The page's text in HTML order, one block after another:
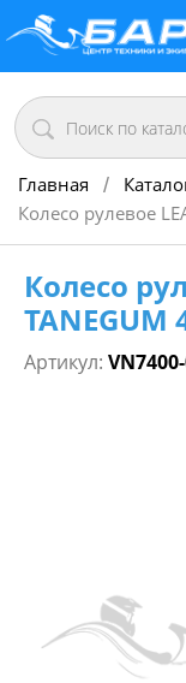
Главная /
Колесо рулевое
Колесо
Артикул: